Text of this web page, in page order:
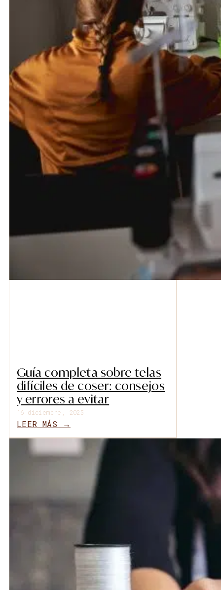
Guía completa sobre telas
difíciles de coser: consejos
y errores a evitar
16 diciembre, 2025
LEER MÁS →